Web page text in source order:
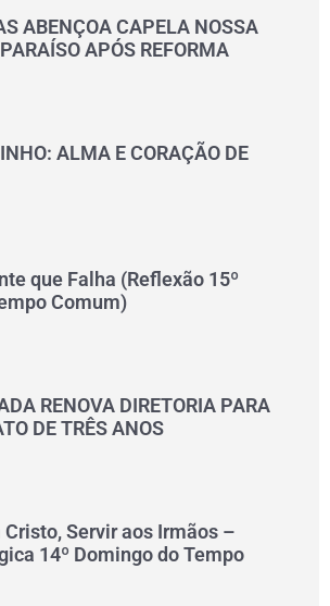
ABENÇOA CAPELA NOSSA
APÓS REFORMA
ALMA E CORAÇÃO DE
que Falha (Reflexão 15º
Comum)
RENOVA DIRETORIA PARA
DE TRÊS ANOS
Cristo, Servir aos Irmãos –
14º Domingo do Tempo